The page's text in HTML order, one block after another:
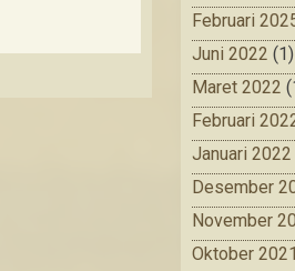
Februari
Juni 2022 (1)
Maret 2022
Februari
Januari 2022
Desember
November
Oktober 2021